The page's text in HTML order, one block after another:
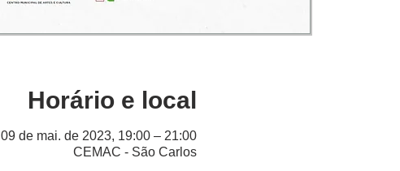
Horário e local
09 de mai. de 2023, 19:00 – 21:00
CEMAC - São Carlos